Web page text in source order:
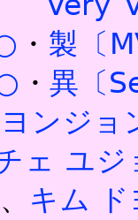
・ 製〔
・異〔
ンジ
ェ ユ
、 キム